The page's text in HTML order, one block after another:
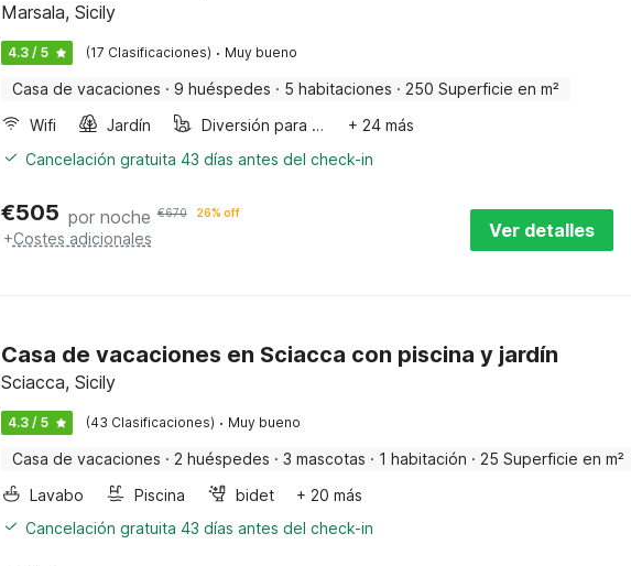
Marsala, Sicily
4.3 / 5 (17 Clasificaciones) · Muy bueno
Casa de vacaciones · 9 huéspedes · 5 habitaciones · 250 Superficie en m²
Wifi
Jardín Diversión para niños
+ 24 más
Cancelación gratuita 43 días antes del check-in
€505 por noche €670 26% off
+Costes adicionales Ver detalles
Casa de vacaciones en Sciacca con piscina y jardín
Sciacca, Sicily
4.3 / 5 (43 Clasificaciones) · Muy bueno
Casa de vacaciones · 2 huéspedes · 3 mascotas · 1 habitación · 25 Superficie en m²
Lavabo
Piscina bidet
+ 20 más
Cancelación gratuita 43 días antes del check-in